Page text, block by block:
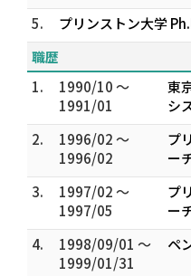
5.
プリンストン大学
職歴
1.
1990/10 ～
1991/01
東
シ
2.
1996/02 ～
1996/02
プ
ー
3.
1997/02 ～
1997/05
プ
ー
4.
1998/09/01 ～
1999/01/31
ペ